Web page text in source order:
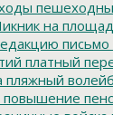
на
платный
пляжный
повышение